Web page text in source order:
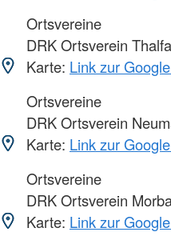
Ortsvereine
DRK Ortsverein
Karte: Link zur
Ortsvereine
DRK Ortsverein
Karte: Link zur
Ortsvereine
DRK Ortsverein
Karte: Link zur